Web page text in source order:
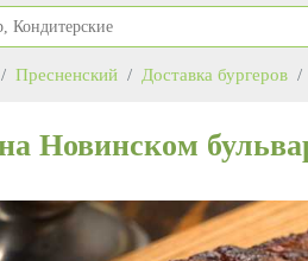
Пресненский Доставка бургеров
Новинском